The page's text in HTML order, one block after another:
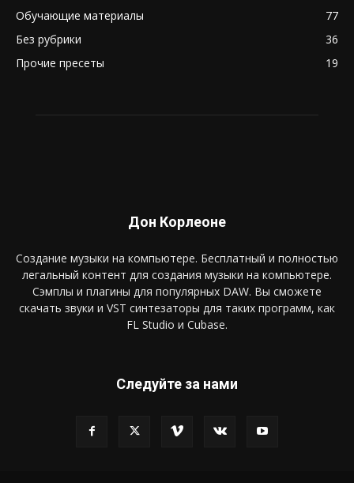
Обучающие материалы
77
Без рубрики
36
Прочие пресеты
19
Дон Корлеоне
Создание музыки на компьютере. Бесплатный и полностью
легальный контент для создания музыки на компьютере.
Сэмплы и плагины для популярных DAW. Вы сможете
скачать звуки и VST синтезаторы для таких программ, как
FL Studio и Cubase.
Следуйте за нами